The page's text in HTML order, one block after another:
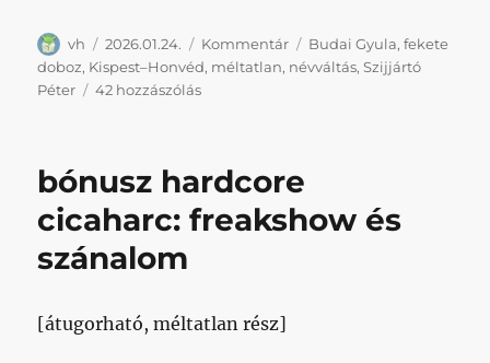
Szerző
vh Közzétéve
2026.01.24. Kategória
Kommentár Címke
Budai Gyula,fekete
doboz, Kispest–Honvéd, méltatlan, névváltás,Szijjártó
Péter
42 hozzászólásKispest–
pedig
majd
később
bónusz hardcore
cicaharc: freakshow és
szánalom
[átugorható, méltatlan rész]